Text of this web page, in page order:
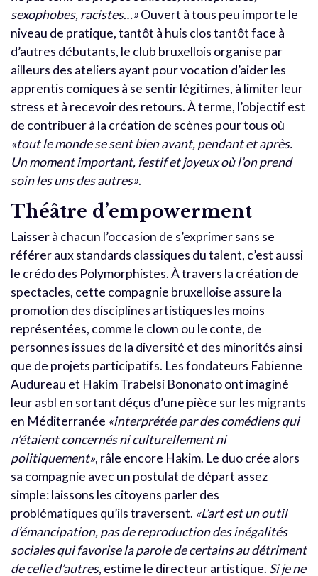
sexophobes, racistes…»Ouvert à tous peu importe le
niveau de pratique, tantôt à huis clos tantôt face à
d’autres débutants, le club bruxellois organise par
ailleurs des ateliers ayant pour vocation d’aider les
apprentis comiques à se sentir légitimes, à limiter leur
stress et à recevoir des retours. À terme, l’objectif est
de contribuer à la création de scènes pour tous où
«tout le monde se sent bien avant, pendant et après.
Un moment important, festif et joyeux où l’on prend
soin les uns des autres».
Théâtre d’empowerment
Laisser à chacun l’occasion de s’exprimer sans se
référer aux standards classiques du talent, c’est aussi
le crédo des Polymorphistes. À travers la création de
spectacles, cette compagnie bruxelloise assure la
promotion des disciplines artistiques les moins
représentées, comme le clown ou le conte, de
personnes issues de la diversité et des minorités ainsi
que de projets participatifs. Les fondateurs Fabienne
Audureau et Hakim Trabelsi Bononato ont imaginé
leur asbl en sortant déçus d’une pièce sur les migrants
en Méditerranée «interprétée par des comédiens qui
n’étaient concernés ni culturellement ni
politiquement», râle encore Hakim. Le duo crée alors
sa compagnie avec un postulat de départ assez
simple: laissons les citoyens parler des
problématiques qu’ils traversent. «L’art est un outil
d’émancipation, pas de reproduction des inégalités
sociales qui favorise la parole de certains au détriment
de celle d’autres, estime le directeur artistique. Si je ne